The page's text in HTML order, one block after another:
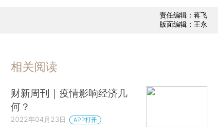
责任编辑：蒋飞
版面编辑：王永
相关阅读
财新周刊｜疫情影响经济几
何？
2022年04月23日 APP打开